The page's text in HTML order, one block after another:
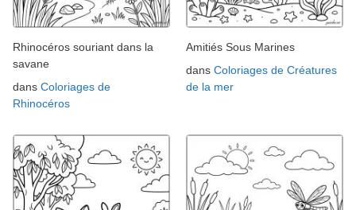
Rhinocéros souriant dans la
savane
dans Coloriages de
Rhinocéros
Amitiés Sous Marines
dans Coloriages de Créatures
de la mer